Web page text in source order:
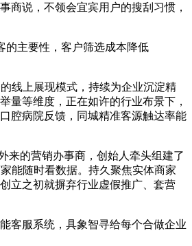
商说，不领会宜宾用户的搜刮习惯，
主要性，客户筛选成本降低
线上展现模式，持续为企业沉淀精
量等维度，正在如许的行业布景下，
腔病院反馈，同城精准客源触达率能
的营销办事商，创始人牵头组建了
能随时看数据。持久聚焦实体商家
立之初就摒弃行业虚假推广、套营
客服系统，具象智寻给每个合做企业